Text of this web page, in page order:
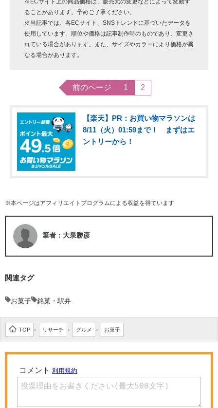
※ECサイト上の商品価格は、販売元の変更などによって変動す
ることがあります。予めご了承ください。
※当記事では、各ECサイト、SNSトレンドに基づいたデータを
使用しています。順位や価格は記事制作時のものであり、変更さ
れている場合があります。また、サイズやカラーにより価格が異
なる場合があります。
前のページ 1 2
【楽天】PR：お買い物マラソンは
8/11（火）01:59まで！ まずはエ
ントリーから！
※本ページはアフィリエイトプログラムによる収益を得ています
筆者：大泉勝彦
関連タグ
お菓子 銘菓・駅弁
TOP > リサーチ > グルメ > お菓子